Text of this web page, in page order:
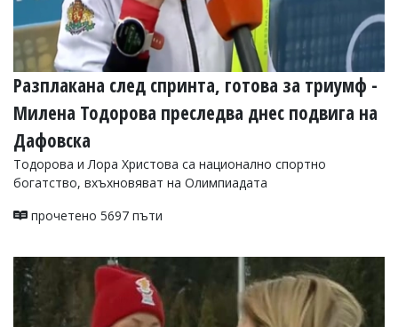
Разплакана след спринта, готова за триумф -
Милена Тодорова преследва днес подвига на
Дафовска
Тодорова и Лора Христова са национално спортно
богатство, вхъхновяват на Олимпиадата
прочетено 5697 пъти